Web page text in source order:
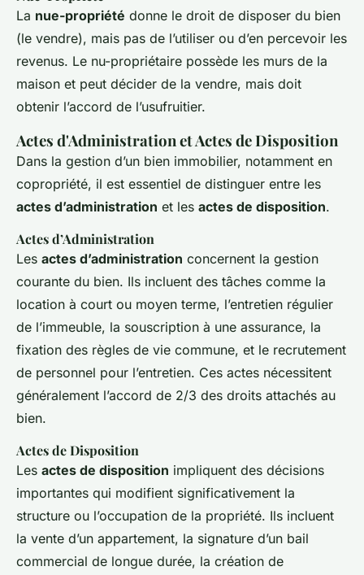
La nue-propriété donne le droit de disposer du bien
(le vendre), mais pas de l’utiliser ou d’en percevoir les
revenus. Le nu-propriétaire possède les murs de la
maison et peut décider de la vendre, mais doit
obtenir l’accord de l’usufruitier.
Actes d'Administration et Actes de Disposition
Dans la gestion d’un bien immobilier, notamment en
copropriété, il est essentiel de distinguer entre les
actes d’administration et les actes de disposition.
Actes d’Administration
Les actes d’administration concernent la gestion
courante du bien. Ils incluent des tâches comme la
location à court ou moyen terme, l’entretien régulier
de l’immeuble, la souscription à une assurance, la
fixation des règles de vie commune, et le recrutement
de personnel pour l’entretien. Ces actes nécessitent
généralement l’accord de 2/3 des droits attachés au
bien.
Actes de Disposition
Les actes de disposition impliquent des décisions
importantes qui modifient significativement la
structure ou l’occupation de la propriété. Ils incluent
la vente d’un appartement, la signature d’un bail
commercial de longue durée, la création de